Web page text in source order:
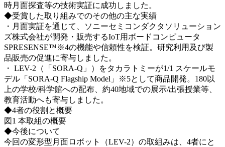
時月面探査等の技術実証に成功しました。
◆受賞した取り組みでのその他の主な実績
・ 月面実証を通じて、ソニーセミコンダクタソリューション
ズ株式会社が開発・販売するIoT用ボードコンピュータ
SPRESENSE™※4の機能や信頼性を検証。研究利用及び製
品販売の促進に寄与しました 。
・ LEV-2（「SORA-Q」）をタカラトミーが1/1 スケールモ
デル「SORA-Q Flagship Model」※5として商品開発。180以
上の学校/科学館への配布、約40地域での展示/出張授業等、
教育活動へも寄与しました 。
◆4者の役割と概要
図1 本取組の概要
◆今後について
今回の変形型月面ロボット（LEV-2）の取組みは、4者にと